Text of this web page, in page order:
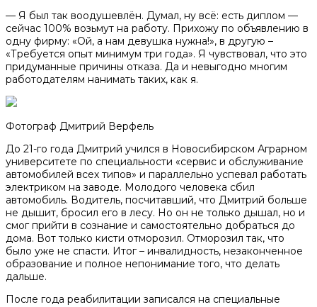
— Я был так воодушевлён. Думал, ну всё: есть диплом —
сейчас 100% возьмут на работу. Прихожу по объявлению в
одну фирму: «Ой, а нам девушка нужна!», в другую –
«Требуется опыт минимум три года». Я чувствовал, что это
придуманные причины отказа. Да и невыгодно многим
работодателям нанимать таких, как я.
Фотограф Дмитрий Верфель
До 21-го года Дмитрий учился в Новосибирском Аграрном
университете по специальности «сервис и обслуживание
автомобилей всех типов» и параллельно успевал работать
электриком на заводе. Молодого человека сбил
автомобиль. Водитель, посчитавший, что Дмитрий больше
не дышит, бросил его в лесу. Но он не только дышал, но и
смог прийти в сознание и самостоятельно добраться до
дома. Вот только кисти отморозил. Отморозил так, что
было уже не спасти. Итог – инвалидность, незаконченное
образование и полное непонимание того, что делать
дальше.
После года реабилитации записался на специальные